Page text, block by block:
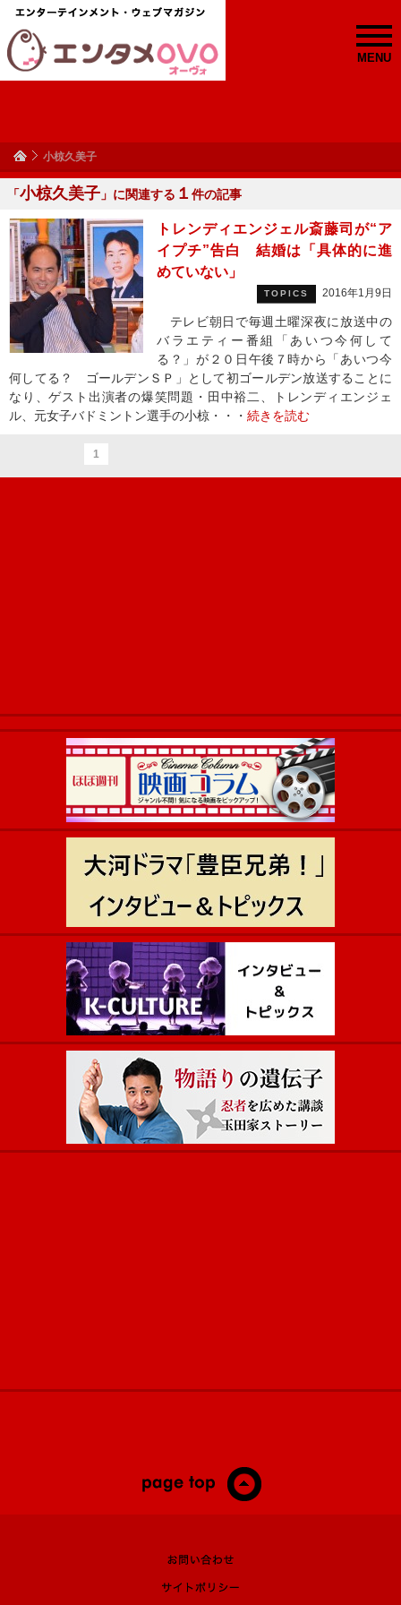
MENU
小椋久美子
「小椋久美子 」に関連する １ 件の記事
トレンディエンジェル斎藤司が“ア
イプチ”告白 結婚は「具体的に進
めていない」
TOPICS 2016年1月9日
テレビ朝日で毎週土曜深夜に放送中の
バラエティー番組「あいつ今何して
る？」が２０日午後７時から「あいつ今
何してる？ ゴールデンＳＰ」として初ゴールデン放送することに
なり、ゲスト出演者の爆笑問題・田中裕二、トレンディエンジェ
ル、元女子バドミントン選手の小椋・・・ 続きを読む
1